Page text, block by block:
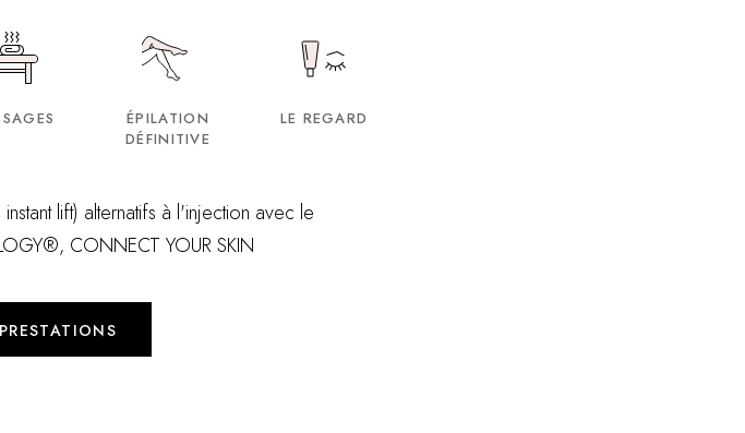
ÉPILATION
DÉFINITIVE
LE REGARD
lift) alternatifs à l'injection avec le
®, CONNECT YOUR SKIN